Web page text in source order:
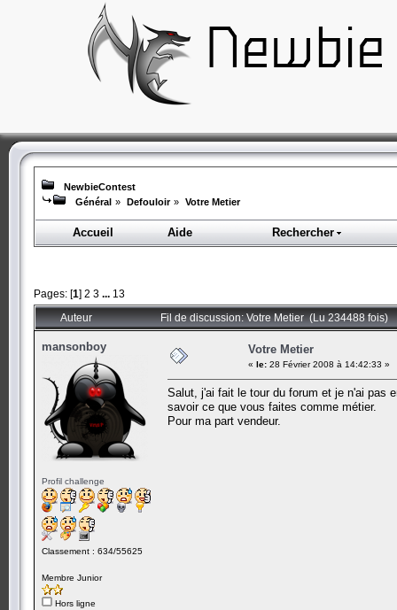
NewbieContest
Général » Defouloir » Votre Metier
Accueil Aide Rechercher
Pages: [1] 2 3 ... 13
Auteur Fil de discussion: Votre Metier (Lu 234488 fois)
mansonboy
Profil challenge
Classement : 634/55625
Membre Junior
Hors ligne
Votre Metier
« le: 28 Février 2008 à 14:42:33 »
Salut, j'ai fait le tour du forum et je n'ai pas
savoir ce que vous faites comme métier.
Pour ma part vendeur.